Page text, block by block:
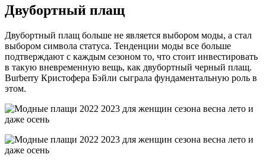
Двубортный плащ
Двубортный плащ больше не является выбором моды, а стал
выбором символа статуса. Тенденции моды все больше
подтверждают с каждым сезоном то, что стоит инвестировать
в такую вневременную вещь, как двубортный черный плащ.
Burberry Кристофера Бэйли сыграла фундаментальную роль в
этом.